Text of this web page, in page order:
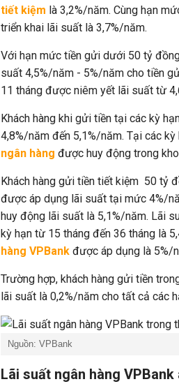
tiết kiệm là 3,2%/năm. Cùng hạn
triển khai lãi suất là 3,7%/năm.
Với hạn mức tiền gửi dưới 50 tỷ
suất 4,5%/năm - 5%/năm cho tiền
11 tháng được niêm yết lãi suất từ
Khách hàng khi gửi tiền tại các kỳ
4,8%/năm đến 5,1%/năm. Tại các
ngân hàng được huy động trong
Khách hàng gửi tiền tiết kiệm 50 tỷ
được áp dụng lãi suất tại mức 4%/
huy động lãi suất là 5,1%/năm. Lãi
kỳ hạn từ 15 tháng đến 36 tháng là
hàng VPBank được áp dụng là 5%/
Trường hợp, khách hàng gửi tiền
lãi suất là 0,2%/năm cho tất cả các
Nguồn: VPBank
Lãi suất ngân hàng